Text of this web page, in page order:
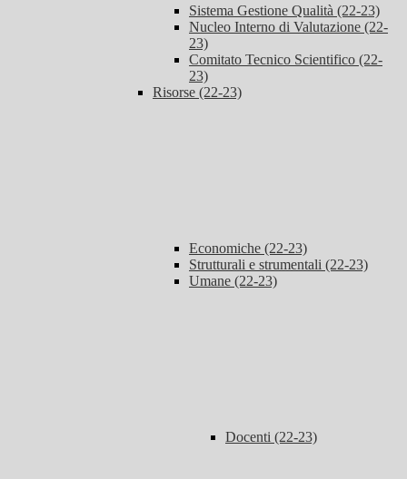
Sistema Gestione Qualità (22-23)
Nucleo Interno di Valutazione (22-
23)
Comitato Tecnico Scientifico (22-
23)
Risorse (22-23)
Economiche (22-23)
Strutturali e strumentali (22-23)
Umane (22-23)
Docenti (22-23)